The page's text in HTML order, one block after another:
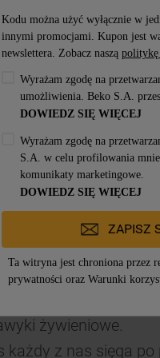
o tej samej godzinie
rytm organizmu.
odczuwać
nie należy
się z
wpływa wiele
Postaraj się
alergie. Dzięki
oddychać w trakcie
lepiej się wysypiać,
tryb życia!
żywieniowe.
każdy z nas sięga
Kodu można użyć wyłącznie w
innymi promocjami. Kupon jest
newslettera. Zobacz naszą politykę
Wyrażam zgodę na
umożliwienia. Beko S.A.
DOWIEDZ SIĘ WIĘCEJ
Wyrażam zgodę na
S.A. w celu profilowania
komunikaty marketingowe.
DOWIEDZ SIĘ WIĘCEJ
ZAPISZ
Ta witryna jest chroniona przez
prywatnościoraz Warunki